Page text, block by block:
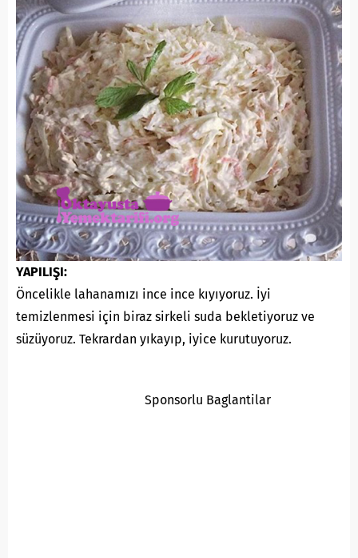
YAPILIŞI:
Öncelikle lahanamızı ince ince kıyıyoruz. İyi
temizlenmesi için biraz sirkeli suda bekletiyoruz ve
süzüyoruz. Tekrardan yıkayıp, iyice kurutuyoruz.
Sponsorlu Baglantilar